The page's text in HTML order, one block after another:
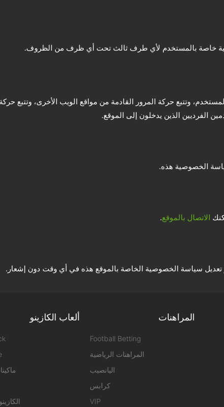
خاصة بالمستخدم لأي طرف ثالث تحت أي ظرف من الظروف.
وتتبع حركة المرور القادمة من مواقع الويب الأخرى، وتتبع
الفرديين الذين يدخلون إلى الموقع.
الخصوصية هذه.
الاتصال بالموقع.
تعديل سياسة الخصوصية الخاصة بالموقع هذه في أي وقت دون إشعار.
ألعاب الكازينو المراهنات
Football Betting
المراهنات الرياضية
اليانصيب
كرابس
VIP